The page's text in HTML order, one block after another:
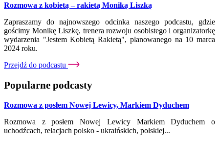
Rozmowa z kobietą – rakietą Moniką Liszką
Zapraszamy do najnowszego odcinka naszego podcastu, gdzie
gościmy Monikę Liszkę, trenera rozwoju osobistego i organizatorkę
wydarzenia "Jestem Kobietą Rakietą", planowanego na 10 marca
2024 roku.
Przejdź do podcastu
Popularne podcasty
Rozmowa z posłem Nowej Lewicy, Markiem Dyduchem
Rozmowa z posłem Nowej Lewicy Markiem Dyduchem o
uchodźcach, relacjach polsko - ukraińskich, polskiej...